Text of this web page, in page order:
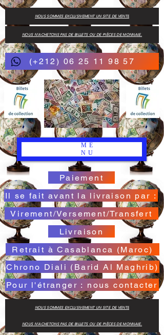
(+212) 06 25 11 98 57
ME
NU
Paiement
Virement/Versement/Transfert
Livraison
Retrait à Casablanca (Maroc)
Il se fait avant la livraison par :
Chrono Diali (Barid Al Maghrib)
NOUS N'ACHETONS PAS DE BILLETS OU DE PIÈCES DE MONNAIE.
NOUS SOMMES EXCLUSIVEMENT UN SITE DE VENTE
Pour l'étranger : nous contacter
NOUS SOMMES EXCLUSIVEMENT UN SITE DE VENTE
NOUS N'ACHETONS PAS DE BILLETS OU DE PIÈCES DE MONNAIE.